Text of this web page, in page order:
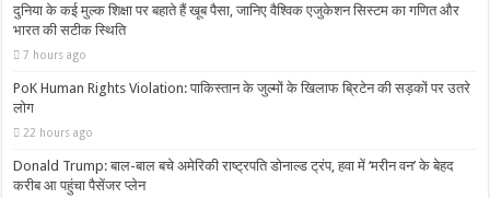
दुनिया के कई मुल्क शिक्षा पर बहाते हैं खूब पैसा, जानिए वैश्विक एजुकेशन सिस्टम का गणित और
भारत की सटीक स्थिति
7 hours ago
PoK Human Rights Violation: पाकिस्तान के जुल्मों के खिलाफ ब्रिटेन की सड़कों पर उतरे
लोग
22 hours ago
Donald Trump: बाल-बाल बचे अमेरिकी राष्ट्रपति डोनाल्ड ट्रंप, हवा में ‘मरीन वन’ के बेहद
करीब आ पहुंचा पैसेंजर प्लेन